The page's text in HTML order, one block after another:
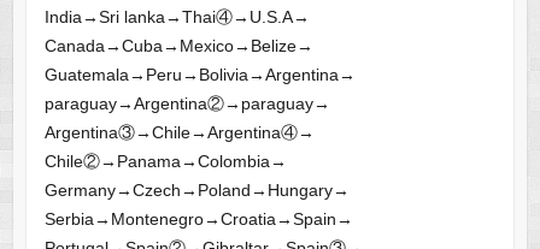
India→Sri lanka→Thai④→U.S.A→
Canada→Cuba→Mexico→Belize→
Guatemala→Peru→Bolivia→Argentina→
paraguay→Argentina②→paraguay→
Argentina③→Chile→Argentina④→
Chile②→Panama→Colombia→
Germany→Czech→Poland→Hungary→
Serbia→Montenegro→Croatia→Spain→